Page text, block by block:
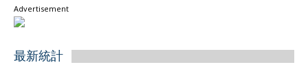
Advertisement
最新統計